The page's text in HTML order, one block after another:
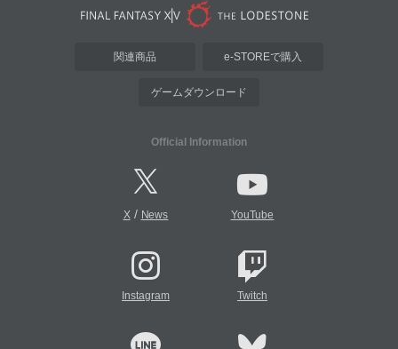
関連商品 e-STOREで購入
ゲームダウンロード
Official Information
X/ News YouTube
Instagram Twitch